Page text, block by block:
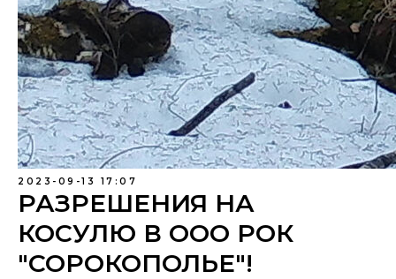
2023-09-13 17:07
РАЗРЕШЕНИЯ НА
КОСУЛЮ В ООО РОК
"СОРОКОПОЛЬЕ"!